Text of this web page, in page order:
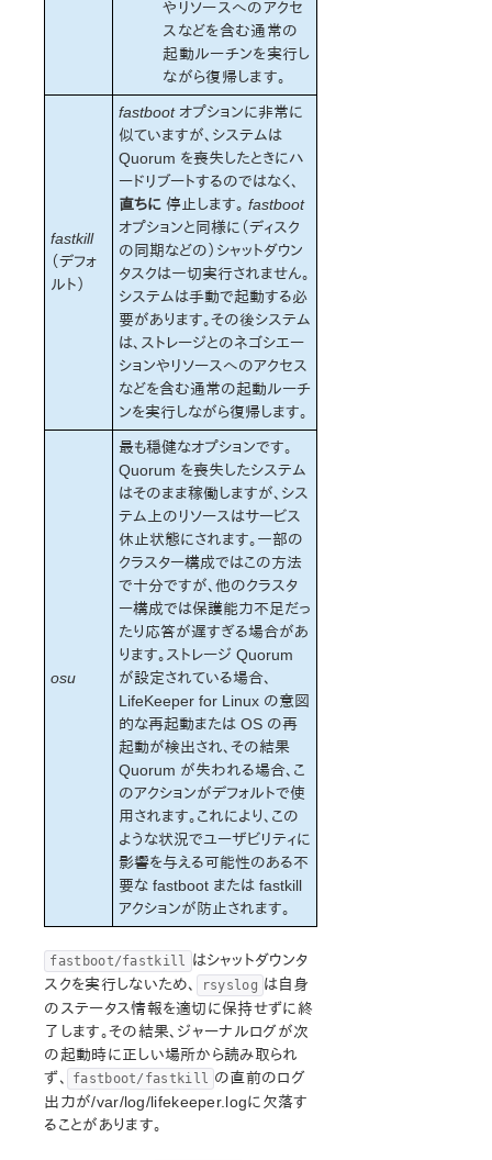
やリソースへのアクセ
スなどを含む通常の
起動ルーチンを実行し
ながら復帰します。
fastkill
（デフォ
ルト）
fastbootオプションに非常に
似ていますが、システムは
Quorum を喪失したときにハ
ードリブートするのではなく、
直ちに 停止します。fastboot
オプションと同様に（ディスク
の同期などの）シャットダウン
タスクは一切実行されません。
システムは手動で起動する必
要があります。その後システム
は、ストレージとのネゴシエー
ションやリソースへのアクセス
などを含む通常の起動ルーチ
ンを実行しながら復帰します。
osu
最も穏健なオプションです。
Quorum を喪失したシステム
はそのまま稼働しますが、シス
テム上のリソースはサービス
休止状態にされます。一部の
クラスター構成ではこの方法
で十分ですが、他のクラスタ
ー構成では保護能力不足だっ
たり応答が遅すぎる場合があ
ります。ストレージ Quorum
が設定されている場合、
LifeKeeper for Linux の意図
的な再起動または OS の再
起動が検出され、その結果
Quorum が失われる場合、こ
のアクションがデフォルトで使
用されます。これにより、この
ような状況でユーザビリティに
影響を与える可能性のある不
要な fastboot または fastkill
アクションが防止されます。
fastboot/fastkill はシャットダウンタ
スクを実行しないため、
rsyslog は自身
のステータス情報を適切に保持せずに終
了します。その結果、ジャーナルログが次
の起動時に正しい場所から読み取られ
ず、
fastboot/fastkill の直前のログ
出力が/var/log/lifekeeper.logに欠落す
ることがあります。